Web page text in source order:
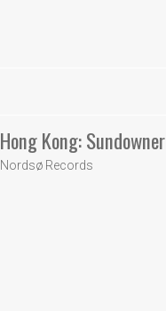
Hong Kong: Sundowner
Nordsø Records